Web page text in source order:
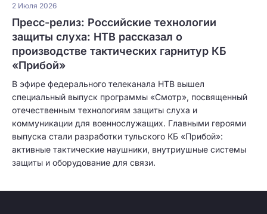
2 Июля 2026
Пресс-релиз: Российские технологии
защиты слуха: НТВ рассказал о
производстве тактических гарнитур КБ
«Прибой»
В эфире федерального телеканала НТВ вышел
специальный выпуск программы «Смотр», посвященный
отечественным технологиям защиты слуха и
коммуникации для военнослужащих. Главными героями
выпуска стали разработки тульского КБ «Прибой»:
активные тактические наушники, внутриушные системы
защиты и оборудование для связи.